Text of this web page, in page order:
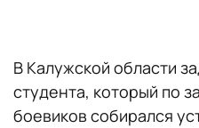
В Калужской области
студента, который по
боевиков собирался